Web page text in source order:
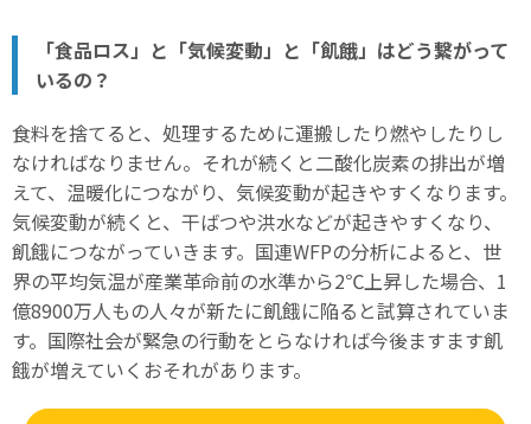
「食品ロス」と「気候変動」と「飢餓」はどう繋がって
いるの？
食料を捨てると、処理するために運搬したり燃やしたりし
なければなりません。それが続くと二酸化炭素の排出が増
えて、温暖化につながり、気候変動が起きやすくなります。
気候変動が続くと、干ばつや洪水などが起きやすくなり、
飢餓につながっていきます。国連WFPの分析によると、世
界の平均気温が産業革命前の水準から2℃上昇した場合、1
億8900万人もの人々が新たに飢餓に陥ると試算されていま
す。国際社会が緊急の行動をとらなければ今後ますます飢
餓が増えていくおそれがあります。